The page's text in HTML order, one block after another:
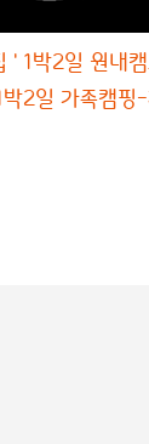
' 1박2일 원내
2일 가족캠핑